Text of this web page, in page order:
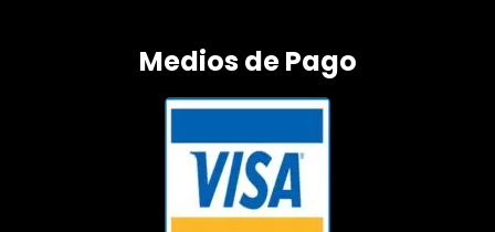
Medios de Pago